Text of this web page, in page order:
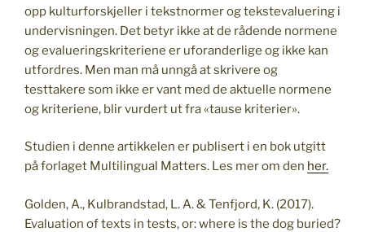
opp kulturforskjeller i tekstnormer og tekstevaluering i
undervisningen. Det betyr ikke at de rådende normene
og evalueringskriteriene er uforanderlige og ikke kan
utfordres. Men man må unngå at skrivere og
testtakere som ikke er vant med de aktuelle normene
og kriteriene, blir vurdert ut fra «tause kriterier».
Studien i denne artikkelen er publisert i en bok utgitt
på forlaget Multilingual Matters. Les mer om den her.
Golden, A., Kulbrandstad, L. A. & Tenfjord, K. (2017).
Evaluation of texts in tests, or: where is the dog buried?